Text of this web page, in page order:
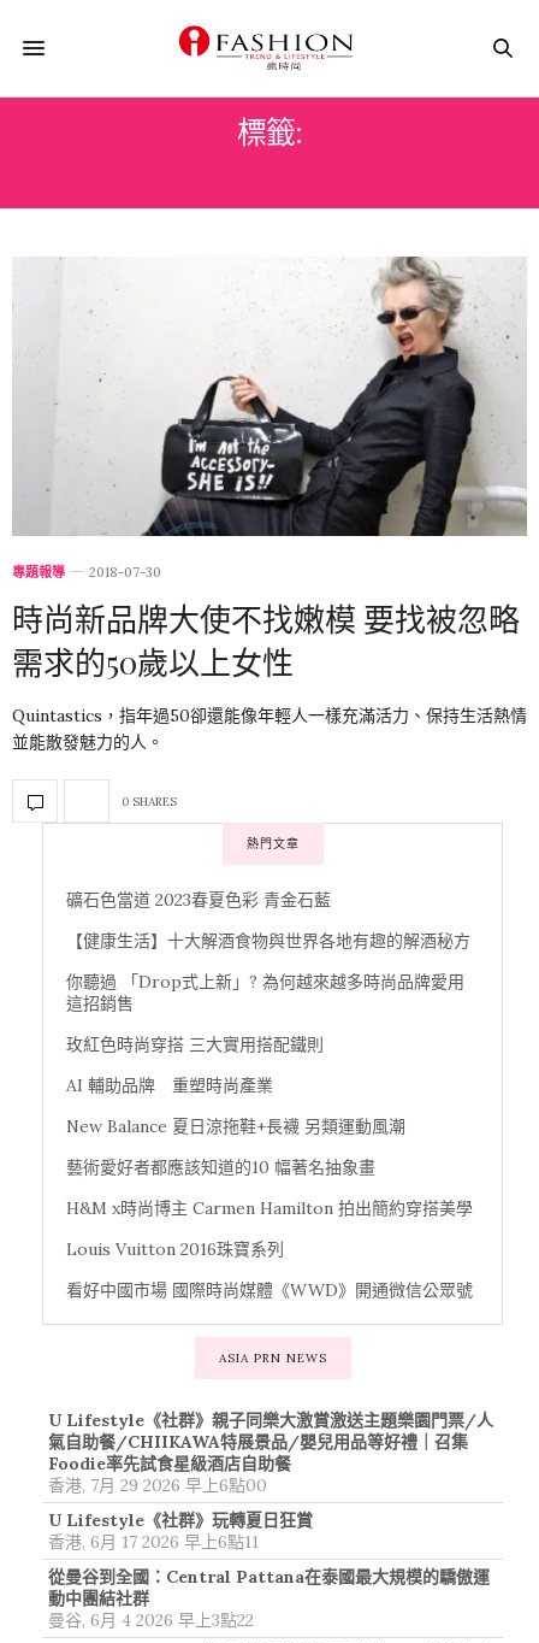
標籤:
專題報導 2018-07-30
時尚新品牌大使不找嫩模 要找被忽略
需求的50歲以上女性
Quintastics，指年過50卻還能像年輕人一樣充滿活力、保持生活熱情
並能散發魅力的人。
0 SHARES
熱門文章
礦石色當道 2023春夏色彩 青金石藍
【健康生活】十大解酒食物與世界各地有趣的解酒秘方
你聽過 「Drop式上新」? 為何越來越多時尚品牌愛用
這招銷售
玫紅色時尚穿搭 三大實用搭配鐵則
AI 輔助品牌 重塑時尚產業
New Balance 夏日涼拖鞋+長襪 另類運動風潮
藝術愛好者都應該知道的10 幅著名抽象畫
H&M x時尚博主 Carmen Hamilton 拍出簡約穿搭美學
Louis Vuitton 2016珠寶系列
看好中國市場 國際時尚媒體《WWD》開通微信公眾號
ASIA PRN NEWS
U Lifestyle《社群》親子同樂大激賞激送主題樂園門票/人
氣自助餐/CHIIKAWA特展景品/嬰兒用品等好禮｜召集
Foodie率先試食星級酒店自助餐
香港, 7月 29 2026 早上6點00
U Lifestyle《社群》玩轉夏日狂賞
香港, 6月 17 2026 早上6點11
從曼谷到全國：Central Pattana在泰國最大規模的驕傲運
動中團結社群
曼谷, 6月 4 2026 早上3點22